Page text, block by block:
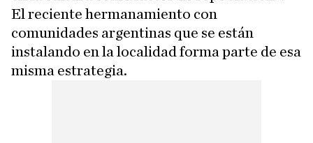
El reciente hermanamiento con
comunidades argentinas que se están
instalando en la localidad forma parte de esa
misma estrategia.